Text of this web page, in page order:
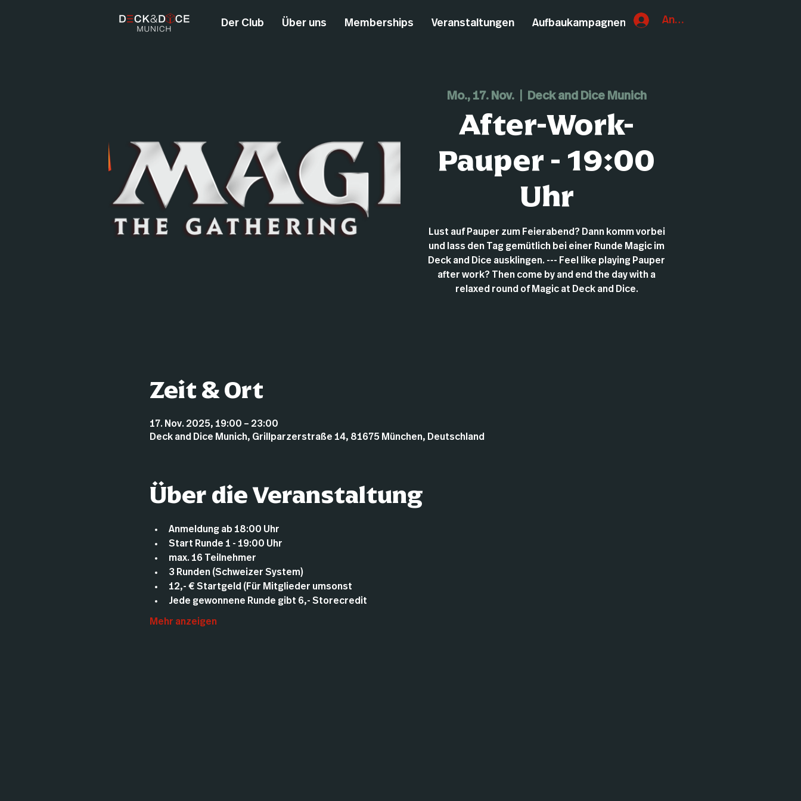
Der Club Über uns Memberships Veranstaltungen Aufbaukampagnen Anmelden
Mo., 17. Nov.
  |
Deck and Dice Munich
After-Work-
Pauper - 19:00
Uhr
Lust auf Pauper zum Feierabend? Dann komm vorbei
und lass den Tag gemütlich bei einer Runde Magic im
Deck and Dice ausklingen. --- Feel like playing Pauper
after work? Then come by and end the day with a
relaxed round of Magic at Deck and Dice.
Zeit & Ort
17. Nov. 2025, 19:00 – 23:00
Deck and Dice Munich, Grillparzerstraße 14, 81675 München, Deutschland
Über die Veranstaltung
Anmeldung ab 18:00 Uhr
Start Runde 1 - 19:00 Uhr
max. 16 Teilnehmer
3 Runden (Schweizer System)
12,- € Startgeld (Für Mitglieder umsonst
Jede gewonnene Runde gibt 6,- Storecredit
Mehr anzeigen